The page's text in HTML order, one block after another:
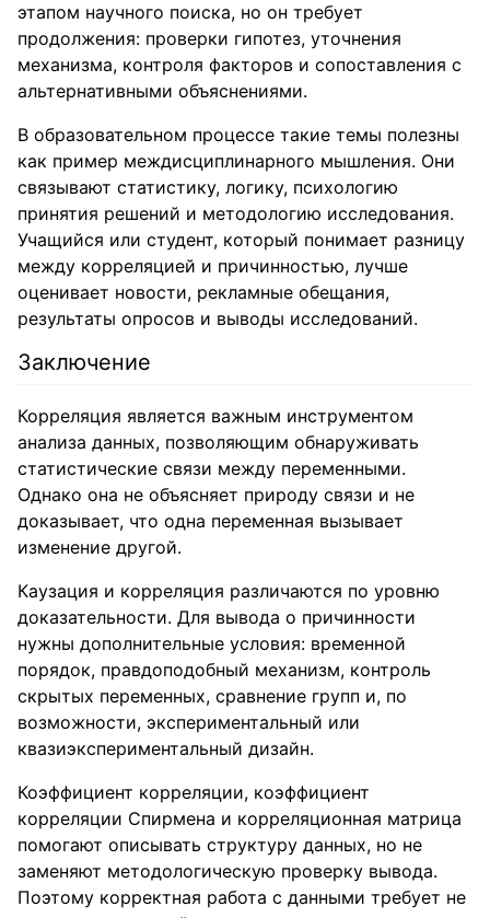
этапом научного поиска, но он требует
продолжения: проверки гипотез, уточнения
механизма, контроля факторов и сопоставления с
альтернативными объяснениями.
В образовательном процессе такие темы полезны
как пример междисциплинарного мышления. Они
связывают статистику, логику, психологию
принятия решений и методологию исследования.
Учащийся или студент, который понимает разницу
между корреляцией и причинностью, лучше
оценивает новости, рекламные обещания,
результаты опросов и выводы исследований.
Заключение
Корреляция является важным инструментом
анализа данных, позволяющим обнаруживать
статистические связи между переменными.
Однако она не объясняет природу связи и не
доказывает, что одна переменная вызывает
изменение другой.
Каузация и корреляция различаются по уровню
доказательности. Для вывода о причинности
нужны дополнительные условия: временной
порядок, правдоподобный механизм, контроль
скрытых переменных, сравнение групп и, по
возможности, экспериментальный или
квазиэкспериментальный дизайн.
Коэффициент корреляции, коэффициент
корреляции Спирмена и корреляционная матрица
помогают описывать структуру данных, но не
заменяют методологическую проверку вывода.
Поэтому корректная работа с данными требует не